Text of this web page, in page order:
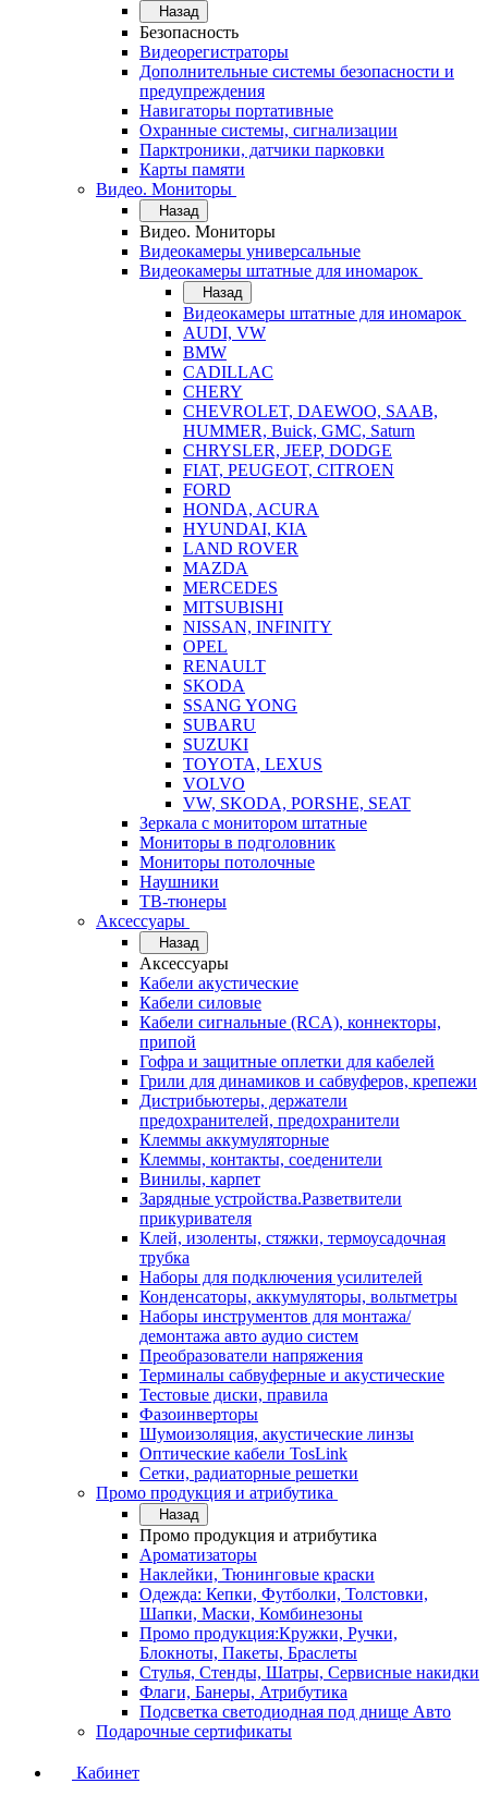
Назад
Безопасность
Видеорегистраторы
Дополнительные системы безопасности и
предупреждения
Навигаторы портативные
Охранные системы, сигнализации
Парктроники, датчики парковки
Карты памяти
Видео. Мониторы
Назад
Видео. Мониторы
Видеокамеры универсальные
Видеокамеры штатные для иномарок
Назад
Видеокамеры штатные для иномарок
AUDI, VW
BMW
CADILLAC
CHERY
CHEVROLET, DAEWOO, SAAB,
HUMMER, Buick, GMC, Saturn
CHRYSLER, JEEP, DODGE
FIAT, PEUGEOT, CITROEN
FORD
HONDA, ACURA
HYUNDAI, KIA
LAND ROVER
MAZDA
MERCEDES
MITSUBISHI
NISSAN, INFINITY
OPEL
RENAULT
SKODA
SSANG YONG
SUBARU
SUZUKI
TOYOTA, LEXUS
VOLVO
VW, SKODA, PORSHE, SEAT
Зеркала с монитором штатные
Мониторы в подголовник
Мониторы потолочные
Наушники
ТВ-тюнеры
Аксессуары
Назад
Аксессуары
Кабели акустические
Кабели силовые
Кабели сигнальные (RCA), коннекторы,
припой
Гофра и защитные оплетки для кабелей
Грили для динамиков и сабвуферов, крепежи
Дистрибьютеры, держатели
предохранителей, предохранители
Клеммы аккумуляторные
Клеммы, контакты, соеденители
Винилы, карпет
Зарядные устройства.Разветвители
прикуривателя
Клей, изоленты, стяжки, термоусадочная
трубка
Наборы для подключения усилителей
Конденсаторы, аккумуляторы, вольтметры
Наборы инструментов для монтажа/
демонтажа авто аудио систем
Преобразователи напряжения
Терминалы сабвуферные и акустические
Тестовые диски, правила
Фазоинверторы
Шумоизоляция, акустические линзы
Оптические кабели TosLink
Сетки, радиаторные решетки
Промо продукция и атрибутика
Назад
Промо продукция и атрибутика
Ароматизаторы
Наклейки, Тюнинговые краски
Одежда: Кепки, Футболки, Толстовки,
Шапки, Маски, Комбинезоны
Промо продукция:Кружки, Ручки,
Блокноты, Пакеты, Браслеты
Стулья, Стенды, Шатры, Сервисные накидки
Флаги, Банеры, Атрибутика
Подсветка светодиодная под днище Авто
Подарочные сертификаты
Кабинет